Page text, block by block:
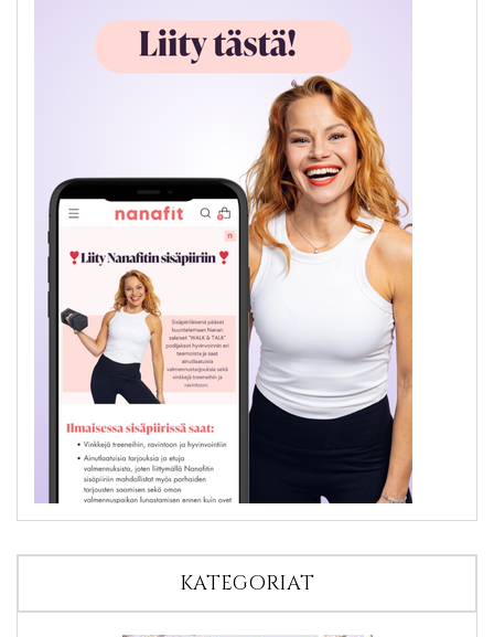
KATEGORIAT